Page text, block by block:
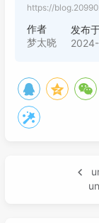
https://
作者
梦太晓
发布